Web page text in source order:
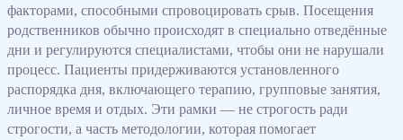
факторами, способными спровоцировать срыв. Посещения
родственников обычно происходят в специально отведённые
дни и регулируются специалистами, чтобы они не нарушали
процесс. Пациенты придерживаются установленного
распорядка дня, включающего терапию, групповые занятия,
личное время и отдых. Эти рамки — не строгость ради
строгости, а часть методологии, которая помогает